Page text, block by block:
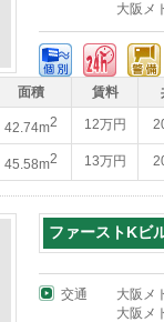
大阪メ
面積 賃料
42.74m2 12万円
45.58m2 13万円
ファーストKビ
交通
大阪メ
大阪メ